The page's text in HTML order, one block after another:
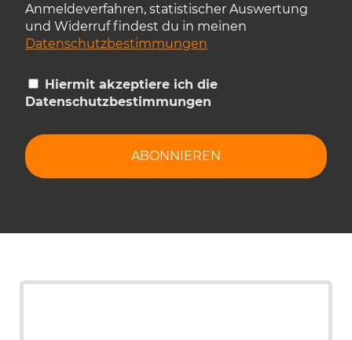
Anmeldeverfahren, statistischer Auswertung
und Widerruf findest du in meinen
Datenschutzbestimmungen
Hiermit akzeptiere ich die
Datenschutzbestimmungen